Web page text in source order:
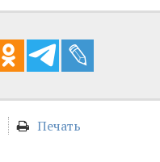
Печать